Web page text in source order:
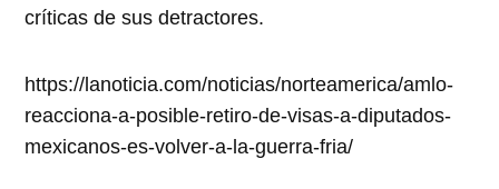
críticas de sus detractores.
https://lanoticia.com/noticias/norteamerica/amlo-
reacciona-a-posible-retiro-de-visas-a-diputados-
mexicanos-es-volver-a-la-guerra-fria/